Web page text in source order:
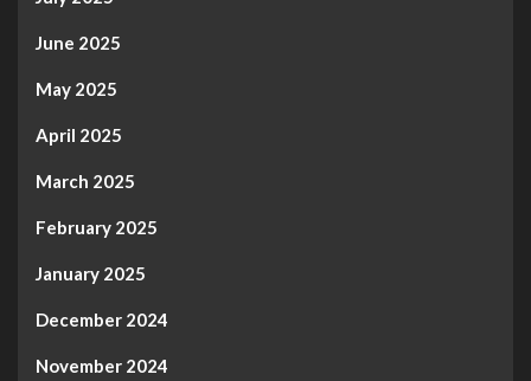
June 2025
May 2025
April 2025
March 2025
February 2025
January 2025
December 2024
November 2024